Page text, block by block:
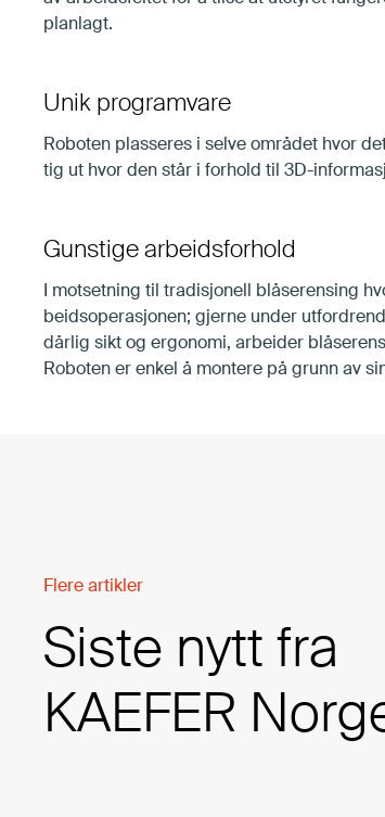
plan­lagt.
Unik programvare
Ro­bo­ten plas­se­res i selve om­rå­det hvor
tig ut hvor den står i for­hold til 3D-
Gunstige arbeidsforhold
I mot­set­ning til tra­di­sjo­nell blå­se­ren­sing
beids­ope­ra­sjo­nen; gjer­ne un­der
dår­lig sikt og er­go­no­mi, ar­bei­der
Ro­bo­ten er en­kel å mon­te­re på grunn av
Flere artikler
Siste nytt fra
KAEFER